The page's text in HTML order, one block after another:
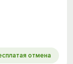
отмена